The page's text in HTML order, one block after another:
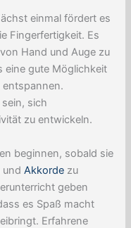
einmal fördert es
Fingerfertigkeit. Es
Hand und Auge zu
eine gute Möglichkeit
entspannen.
sich
zu entwickeln.
beginnen, sobald sie
undAkkorde zu
geben
es Spaß macht
Erfahrene